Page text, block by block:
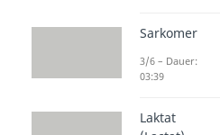
Mensch? Und
sich die
erfährst du
Sarkomer
3/6 – Dauer:
03:39
Laktat